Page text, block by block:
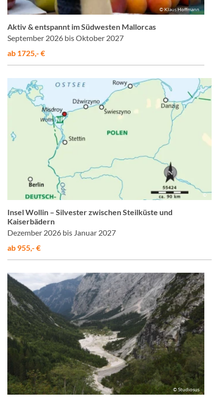
© Klaus Hoffmann
Aktiv & entspannt im Südwesten Mallorcas
September 2026 bis Oktober 2027
ab 1725,- €
©
Insel Wollin – Silvester zwischen Steilküste und
Kaiserbädern
Dezember 2026 bis Januar 2027
ab 955,- €
© Studiosus